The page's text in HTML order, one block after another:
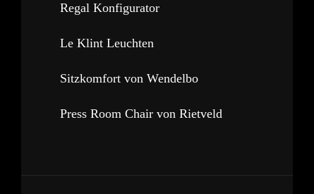
Regal Konfigurator
Le Klint Leuchten
Sitzkomfort von Wendelbo
Press Room Chair von Rietveld